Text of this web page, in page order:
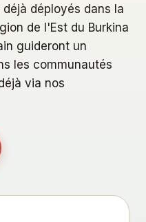
déployés dans la
de l'Est du Burkina
guideront un
les communautés
via nos